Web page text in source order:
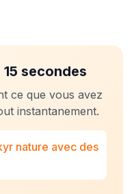
secondes
ce que vous avez
instantanement.
nature avec des